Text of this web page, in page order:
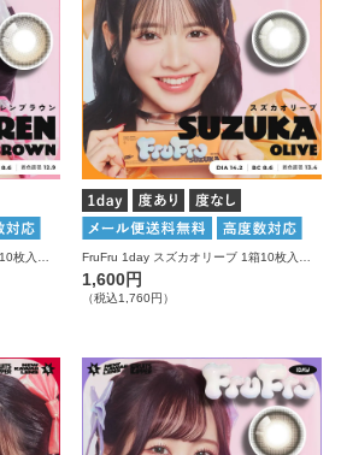
FruFru 1day カレンブラウン 1箱10枚入り 度あり 度なし フルフル カラコン ワンデー FruFru 1day スズカオリーブ 1箱10枚入り 度あり 度なし フルフル カラコン ワンデー
1,600円
（税込1,760円）